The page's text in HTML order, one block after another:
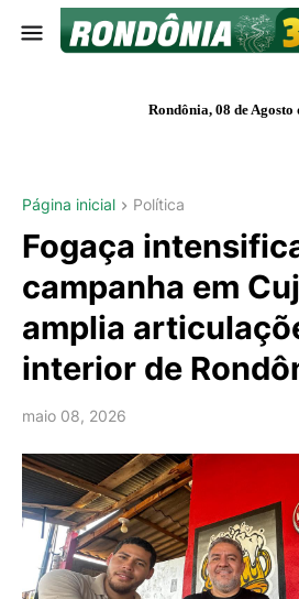
Rondônia, 08 de Agosto
Página inicial Política
Fogaça
campanha em
amplia
interior de
maio 08, 2026